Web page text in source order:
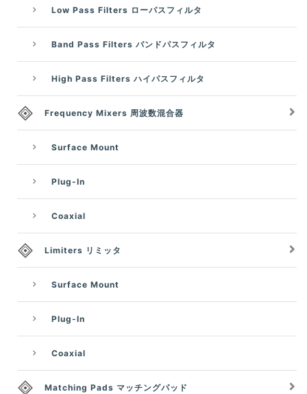
Low Pass Filters ローパスフィルタ
Band Pass Filters バンドパスフィルタ
High Pass Filters ハイパスフィルタ
Frequency Mixers 周波数混合器
Surface Mount
Plug-In
Coaxial
Limiters リミッタ
Surface Mount
Plug-In
Coaxial
Matching Pads マッチングパッド